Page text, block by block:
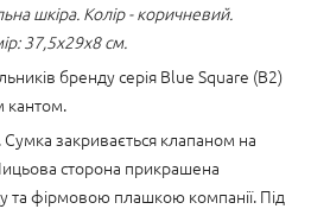
шкіра. Колір - коричневий.
37,5x29x8 см.
бренду серія Blue Square (B2)
кантом.
Сумка закривається клапаном на
сторона прикрашена
та фірмовою плашкою компанії. Під